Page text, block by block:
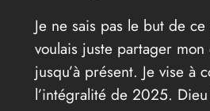
Je ne sais pas le but de
voulais juste partager
jusqu’à présent. Je vise à
l’intégralité de 2025.